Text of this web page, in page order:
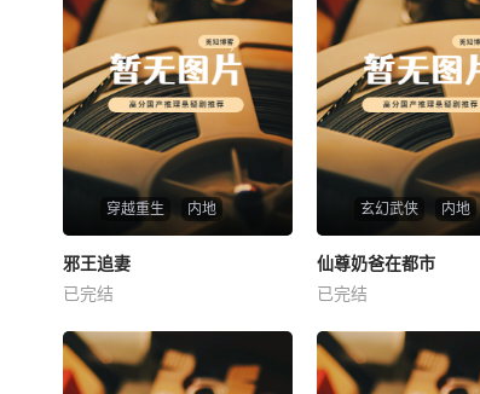
穿越重生 内地
邪王追妻
未知
邪王追妻
已完结
玄幻武侠 内地
仙尊奶爸在都市
未知
仙尊奶爸在都市
已完结